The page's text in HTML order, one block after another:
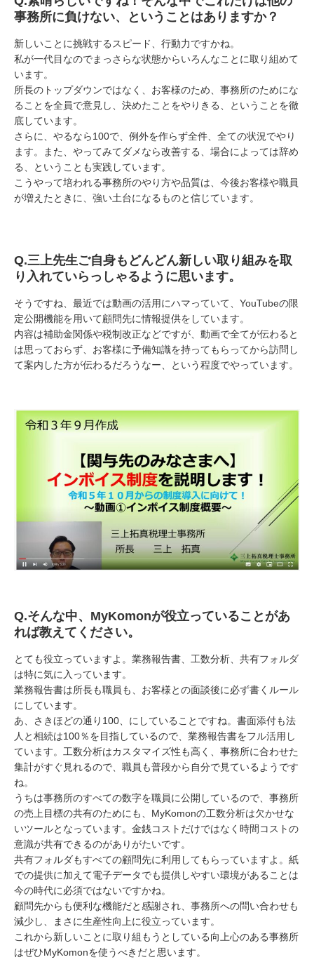
事務所に負けない、ということはありますか？
新しいことに挑戦するスピード、行動力ですかね。
私が一代目なのでまっさらな状態からいろんなことに取り組めて
います。
所長のトップダウンではなく、お客様のため、事務所のためにな
ることを全員で意見し、決めたことをやりきる、ということを徹
底しています。
さらに、やるなら100で、例外を作らず全件、全ての状況でやり
ます。また、やってみてダメなら改善する、場合によっては辞め
る、ということも実践しています。
こうやって培われる事務所のやり方や品質は、今後お客様や職員
が増えたときに、強い土台になるものと信じています。
Q.三上先生ご自身もどんどん新しい取り組みを取
り入れていらっしゃるように思います。
そうですね、最近では動画の活用にハマっていて、YouTubeの限
定公開機能を用いて顧問先に情報提供をしています。
内容は補助金関係や税制改正などですが、動画で全てが伝わると
は思っておらず、お客様に予備知識を持ってもらってから訪問し
て案内した方が伝わるだろうなー、という程度でやっています。
Q.そんな中、MyKomonが役立っていることがあ
れば教えてください。
とても役立っていますよ。業務報告書、工数分析、共有フォルダ
は特に気に入っています。
業務報告書は所長も職員も、お客様との面談後に必ず書くルール
にしています。
あ、さきほどの通り100、にしていることですね。書面添付も法
人と相続は100％を目指しているので、業務報告書をフル活用し
ています。工数分析はカスタマイズ性も高く、事務所に合わせた
集計がすぐ見れるので、職員も普段から自分で見ているようです
ね。
うちは事務所のすべての数字を職員に公開しているので、事務所
の売上目標の共有のためにも、MyKomonの工数分析は欠かせな
いツールとなっています。金銭コストだけではなく時間コストの
意識が共有できるのがありがたいです。
共有フォルダもすべての顧問先に利用してもらっていますよ。紙
での提供に加えて電子データでも提供しやすい環境があることは
今の時代に必須ではないですかね。
顧問先からも便利な機能だと感謝され、事務所への問い合わせも
減少し、まさに生産性向上に役立っています。
これから新しいことに取り組もうとしている向上心のある事務所
はぜひMyKomonを使うべきだと思います。